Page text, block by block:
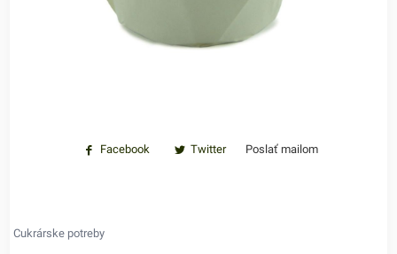
Facebook Twitter Poslať mailom
Cukrárske potreby